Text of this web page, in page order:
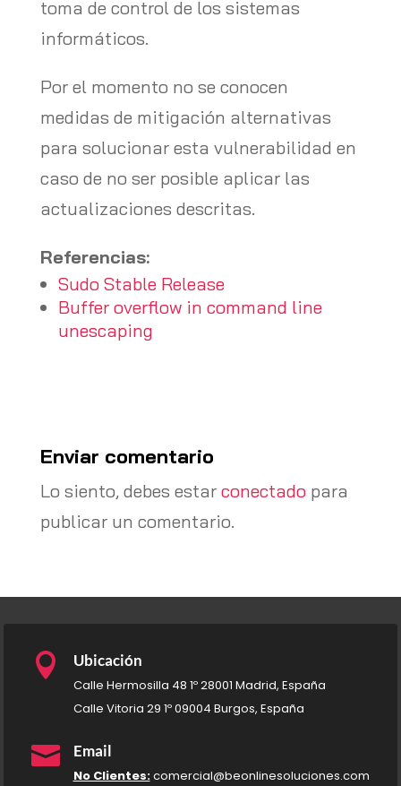
toma de control de los sistemas
informáticos.
Por el momento no se conocen
medidas de mitigación alternativas
para solucionar esta vulnerabilidad en
caso de no ser posible aplicar las
actualizaciones descritas.
Referencias:
Sudo Stable Release
Buffer overflow in command line
unescaping
Enviar comentario
Lo siento, debes estar conectadopara
publicar un comentario.
 Ubicación
Calle Hermosilla 48 1º 28001 Madrid, España
Calle Vitoria 29 1º 09004 Burgos, España
 Email
No Clientes:comercial@beonlinesoluciones.com